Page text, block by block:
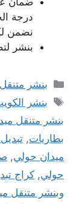
درجة
نضمن
بنشر
التصنيفات
بنشر متنقل
الوسوم
بنشر
بنشر متنقل
بطاريات, تبديل
ميدان حولي,
حولي, كراج
وبنشر متنقل